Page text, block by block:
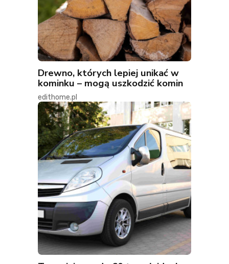
Drewno, których lepiej unikać w
kominku – mogą uszkodzić komin
edithome.pl